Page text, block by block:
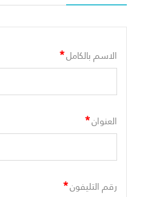
الاسم بالكامل*
العنوان*
رقم التليفون*